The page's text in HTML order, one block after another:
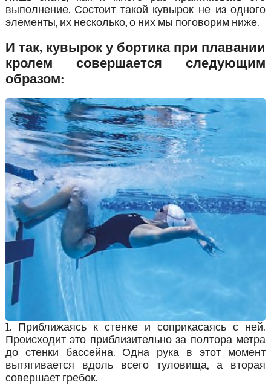
выполнение. Состоит такой кувырок не из одного
элементы, их несколько, о них мы поговорим ниже.
И так, кувырок у бортика при плавании
кролем совершается следующим
образом:
1. Приближаясь к стенке и соприкасаясь с ней.
Происходит это приблизительно за полтора метра
до стенки бассейна. Одна рука в этот момент
вытягивается вдоль всего туловища, а вторая
совершает гребок.